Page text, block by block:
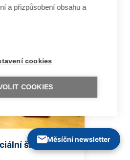
školu, tam
Měsíční newsletter
a přizpůsobení obsahu a
cookies
COOKIES